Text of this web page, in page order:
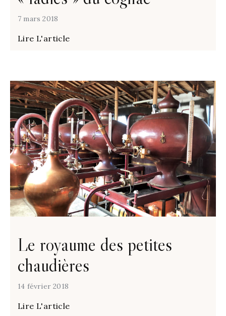
7 mars 2018
Lire L'article
Le royaume des petites
chaudières
14 février 2018
Lire L'article